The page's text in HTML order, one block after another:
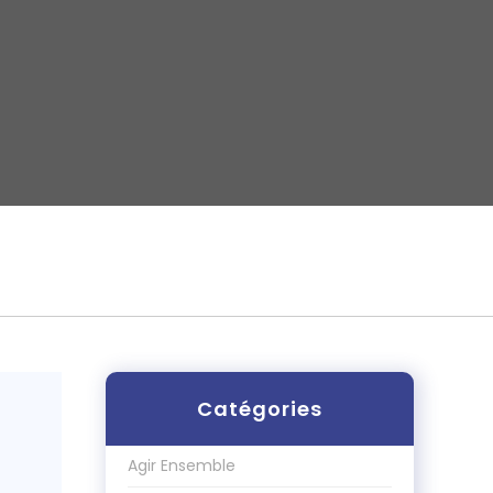
Catégories
Agir Ensemble